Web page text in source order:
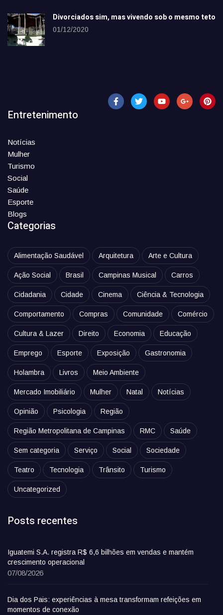
Divorciados sim, mas vivendo sob o mesmo teto
01/12/2020
Entretenimento
Notícias
Mulher
Turismo
Social
Saúde
Esporte
Blogs
Categorias
Alimentação Saudável Arquitetura Arte e Cultura
Ação Social Brasil Campinas Musical Carros
Cidadania Cidade Cinema Ciência & Tecnologia
Comportamento Compras Comunidade Comércio
Cultura & Lazer Direito Economia Educação
Emprego Esporte Exposição Gastronomia
Holambra Livros Meio Ambiente
Mercado Imobiliário Mulher Natal Notícias
Opinião Psicologia Região
Região Metropolitana de Campinas RMC Saúde
Sem categoria Serviço Social Sociedade
Teatro Tecnologia Trânsito Turismo
Uncategorized
Posts recentes
Iguatemi S.A. registra R$ 6,6 bilhões em vendas e mantém
crescimento operacional
07/08/2026
Dia dos Pais: experiências à mesa transformam refeições em
momentos de conexão